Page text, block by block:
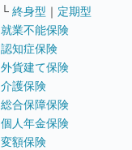
└ 終身型 ｜ 定期型
就業不能保険
認知症保険
外貨建て保険
介護保険
総合保障保険
個人年金保険
変額保険